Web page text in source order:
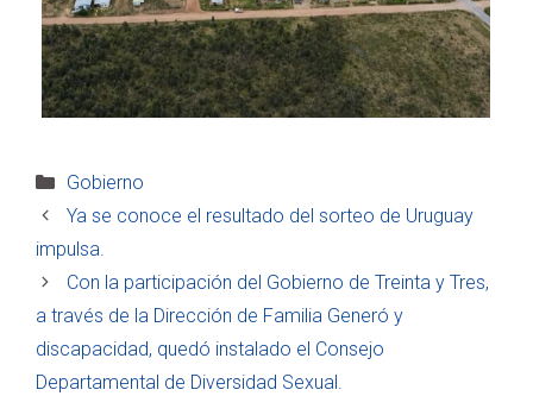
Categorías
Gobierno
Ya se conoce el resultado del sorteo de Uruguay
impulsa.
Con la participación del Gobierno de Treinta y Tres,
a través de la Dirección de Familia Generó y
discapacidad, quedó instalado el Consejo
Departamental de Diversidad Sexual.